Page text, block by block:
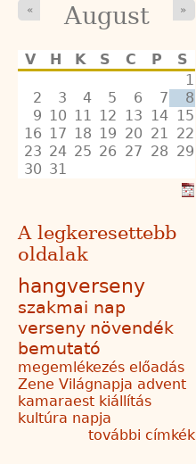
« August »
V H K S C P
S
1
2
3 4 5 6 7
8
9 10 11 12 13 14 15
16 17 18 19 20 21
22
23 24 25 26 27 28 29
30 31
A legkeresettebb
oldalak
hangverseny
szakmai nap
verseny növendék
bemutató
megemlékezés előadás
Zene Világnapja advent
kamaraest kiállítás
kultúra napja
további címkék